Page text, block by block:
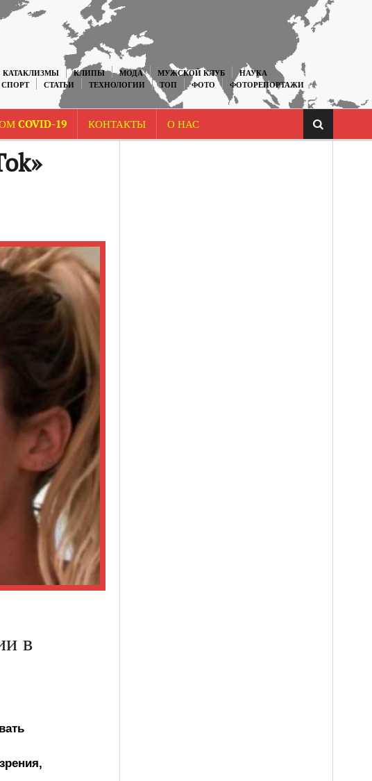
КАТАКЛИЗМЫ КЛИПЫ МОДА МУЖСКОЙ КЛУБ
НАУКА
СПОРТ СТАТЬИ ТЕХНОЛОГИИ ТОП ФОТО
ФОТОРЕПОРТАЖИ
COVID-19 КОНТАКТЫ О НАС
в